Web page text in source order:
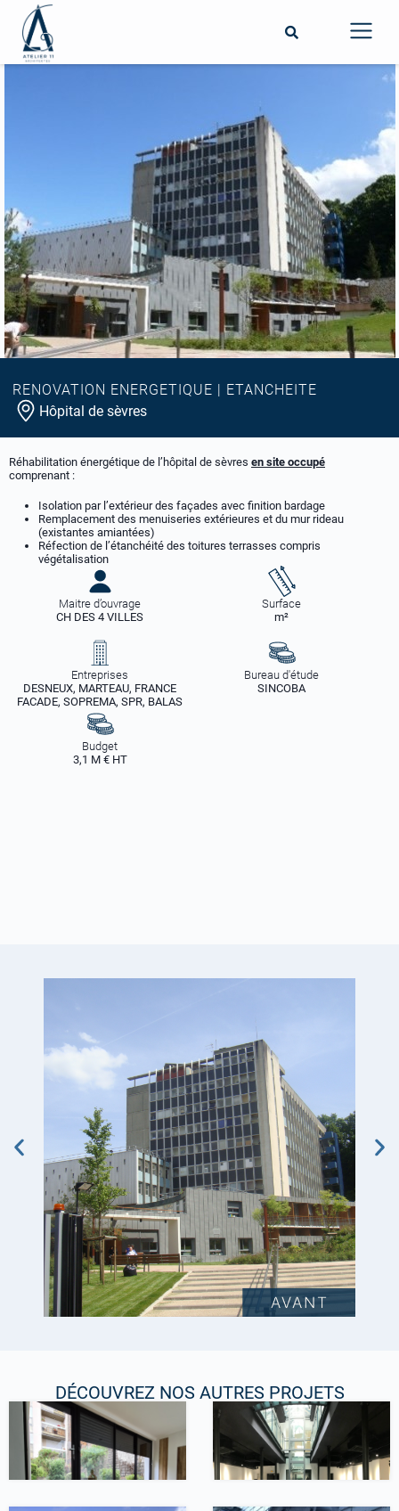
RENOVATION ENERGETIQUE | ETANCHEITE
Hôpital de sèvres
Réhabilitation énergétique de l’hôpital de sèvres en site occupé
comprenant :
Isolation par l’extérieur des façades avec finition bardage
Remplacement des menuiseries extérieures et du mur rideau
(existantes amiantées)
Réfection de l’étanchéité des toitures terrasses compris
végétalisation
Maitre d’ouvrage
CH DES 4 VILLES
Surface
m²
Entreprises
DESNEUX, MARTEAU, FRANCE
FACADE, SOPREMA, SPR, BALAS
Bureau d'étude
SINCOBA
Budget
3,1 M € HT
DÉCOUVREZ NOS AUTRES PROJETS
Travaux intérieurs
Transformation de
bureaux
Travaux intérieurs
Rénovation de
bureaux, Paris 10ème